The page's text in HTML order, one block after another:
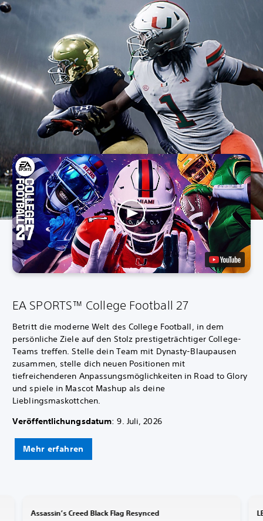
EA SPORTS™ College Football 27
Betritt die moderne Welt des College Football, in dem
persönliche Ziele auf den Stolz prestigeträchtiger College-
Teams treffen. Stelle dein Team mit Dynasty-Blaupausen
zusammen, stelle dich neuen Positionen mit
tiefreichenderen Anpassungsmöglichkeiten in Road to Glory
und spiele in Mascot Mashup als deine
Lieblingsmaskottchen.
Veröffentlichungsdatum: 9. Juli, 2026
Mehr erfahren
Assassin’s Creed Black Flag Resynced